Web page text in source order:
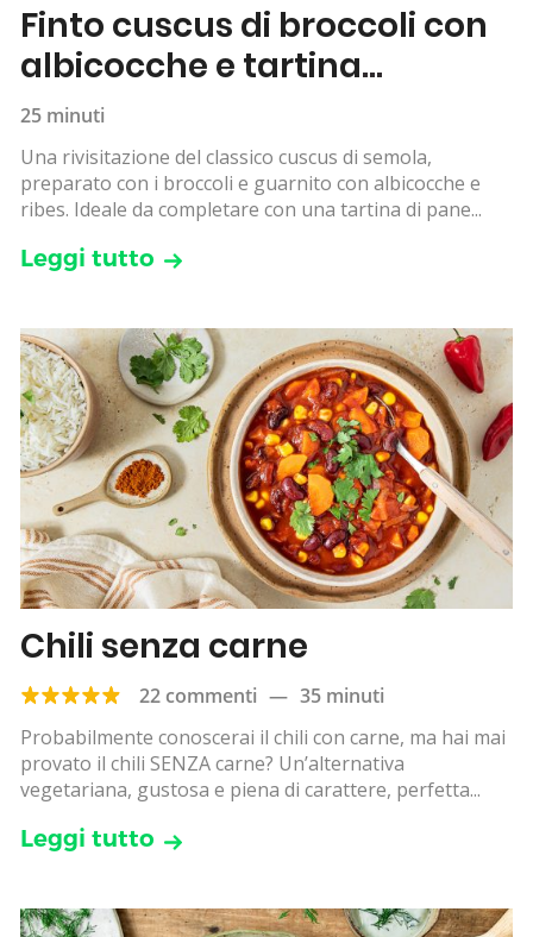
Finto cuscus di broccoli con
albicocche e tartina
all’hummus
25 minuti
Una rivisitazione del classico cuscus di semola,
preparato con i broccoli e guarnito con albicocche e
ribes. Ideale da completare con una tartina di pane...
Leggi tutto
Chili senza carne
22 commenti — 35 minuti
Probabilmente conoscerai il chili con carne, ma hai mai
provato il chili SENZA carne? Un’alternativa
vegetariana, gustosa e piena di carattere, perfetta...
Leggi tutto